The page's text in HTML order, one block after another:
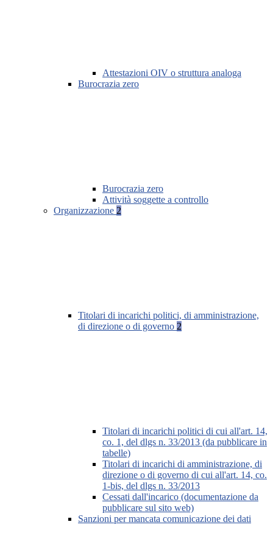
Attestazioni OIV o struttura analoga
Burocrazia zero
Burocrazia zero
Attività soggette a controllo
Organizzazione 2
Titolari di incarichi politici, di amministrazione,
di direzione o di governo 2
Titolari di incarichi politici di cui all'art. 14,
co. 1, del dlgs n. 33/2013 (da pubblicare in
tabelle)
Titolari di incarichi di amministrazione, di
direzione o di governo di cui all'art. 14, co.
1-bis, del dlgs n. 33/2013
Cessati dall'incarico (documentazione da
pubblicare sul sito web)
Sanzioni per mancata comunicazione dei dati